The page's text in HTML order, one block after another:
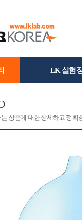
LK 실험장
상품에 대한 상세하고 정확